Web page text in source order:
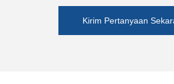
Kirim Pertanyaan